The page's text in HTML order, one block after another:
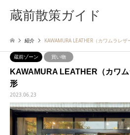
蔵前散策ガイド
紹介 KAWAMURA LEATHER（カワムラレ
蔵前ゾーン 買い物
KAWAMURA LEATHER（カワ
形
2023.06.23